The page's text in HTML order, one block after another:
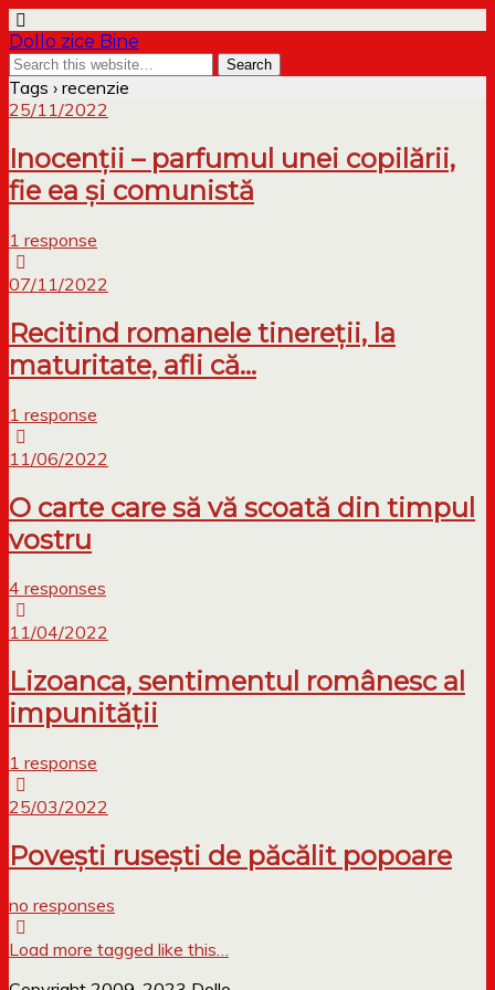
Dollo zice Bine
Tags › recenzie
25/11/2022
Inocenții – parfumul unei copilării,
fie ea și comunistă
1 response
07/11/2022
Recitind romanele tinereții, la
maturitate, afli că…
1 response
11/06/2022
O carte care să vă scoată din timpul
vostru
4 responses
11/04/2022
Lizoanca, sentimentul românesc al
impunității
1 response
25/03/2022
Povești rusești de păcălit popoare
no responses
Load more tagged like this…